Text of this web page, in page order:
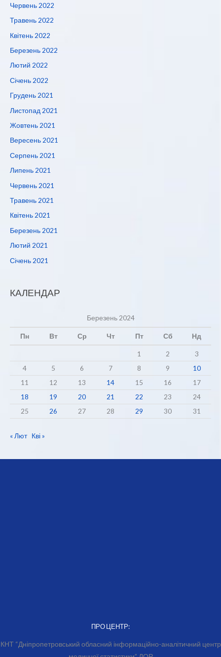
Червень 2022
Травень 2022
Квітень 2022
Березень 2022
Лютий 2022
Січень 2022
Грудень 2021
Листопад 2021
Жовтень 2021
Вересень 2021
Серпень 2021
Липень 2021
Червень 2021
Травень 2021
Квітень 2021
Березень 2021
Лютий 2021
Січень 2021
КАЛЕНДАР
Березень 2024
Пн Вт Ср Чт Пт Сб Нд
1 2
3
4
5 6 7 8 9
10
11
12 13 14 15 16
17
18
19 20 21 22 23
24
25
26 27 28 29 30 31
« Лют Кві »
ПРО ЦЕНТР:
КНТ “Дніпропетровський обласний інформаційно-аналітичний центр